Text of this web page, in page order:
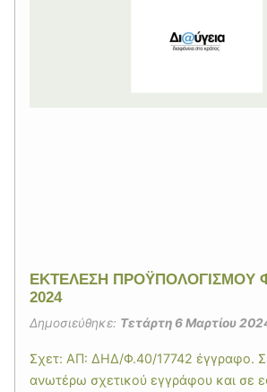
ΕΚΤΕΛΕΣΗ ΠΡΟΫΠΟΛΟΓΙΣΜΟΥ
2024
Δημοσιεύθηκε: Τετάρτη 6 Μαρτίου
Σχετ: ΑΠ: ΔΗΔ/Φ.40/17742 έγγραφο.
ανωτέρω σχετικού εγγράφου και σε